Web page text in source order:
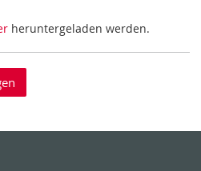
heruntergeladen werden.